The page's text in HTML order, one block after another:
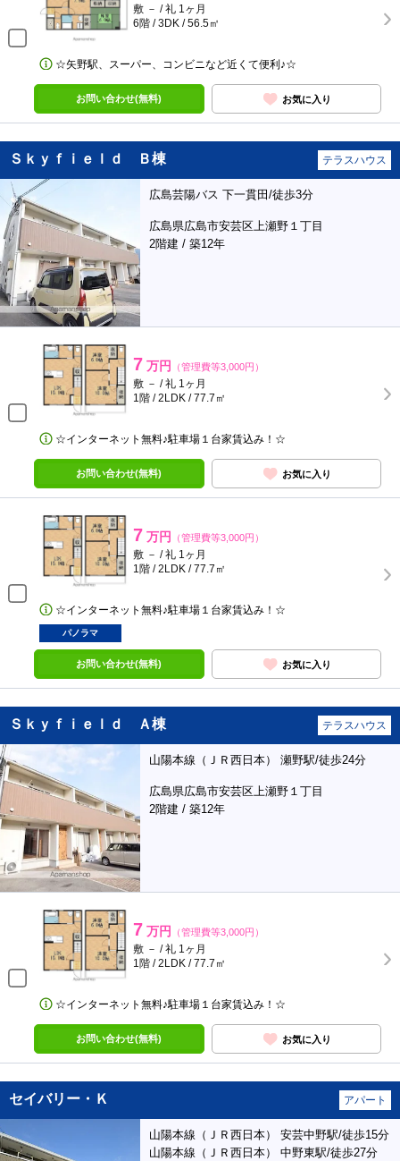
敷 － / 礼 1ヶ月
6階 / 3DK / 56.5㎡
☆矢野駅、スーパー、コンビニなど近くて便利♪☆
お問い合わせ(無料) お気に入り
Ｓｋｙｆｉｅｌｄ Ｂ棟 テラスハウス
広島芸陽バス 下一貫田/徒歩3分
広島県広島市安芸区上瀬野１丁目
2階建 / 築12年
7 万円 （管理費等3,000円）
敷 － / 礼 1ヶ月
1階 / 2LDK / 77.7㎡
☆インターネット無料♪駐車場１台家賃込み！☆
お問い合わせ(無料) お気に入り
7 万円 （管理費等3,000円）
敷 － / 礼 1ヶ月
1階 / 2LDK / 77.7㎡
☆インターネット無料♪駐車場１台家賃込み！☆
パノラマ
お問い合わせ(無料) お気に入り
Ｓｋｙｆｉｅｌｄ Ａ棟 テラスハウス
山陽本線（ＪＲ西日本） 瀬野駅/徒歩24分
広島県広島市安芸区上瀬野１丁目
2階建 / 築12年
7 万円 （管理費等3,000円）
敷 － / 礼 1ヶ月
1階 / 2LDK / 77.7㎡
☆インターネット無料♪駐車場１台家賃込み！☆
お問い合わせ(無料) お気に入り
セイバリー・Ｋ アパート
山陽本線（ＪＲ西日本） 安芸中野駅/徒歩15分
山陽本線（ＪＲ西日本） 中野東駅/徒歩27分